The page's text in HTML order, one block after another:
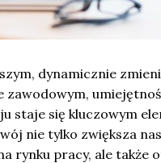
dynamicznie
zawodowym,
staje się kluczowym
nie tylko zwiększa
rynku pracy, ale także